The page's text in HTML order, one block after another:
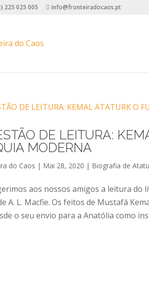
225 025 005 info@fronteiradocaos.pt
DE LEITURA:
MODERNA
do Caos | Mai 28, 2020 | Biografia de
aos nossos amigos a leitura do
A. L. Macfie. Os feitos de Mustafá
o seu envio para a Anatólia como